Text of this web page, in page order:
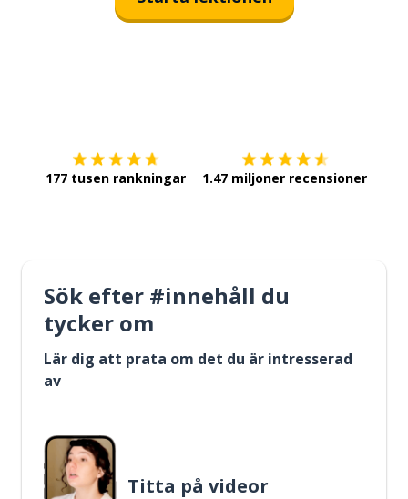
177 tusen rankningar 1.47 miljoner recensioner
Sök efter #innehåll du
tycker om
Lär dig att prata om det du är intresserad
av
Titta på videor